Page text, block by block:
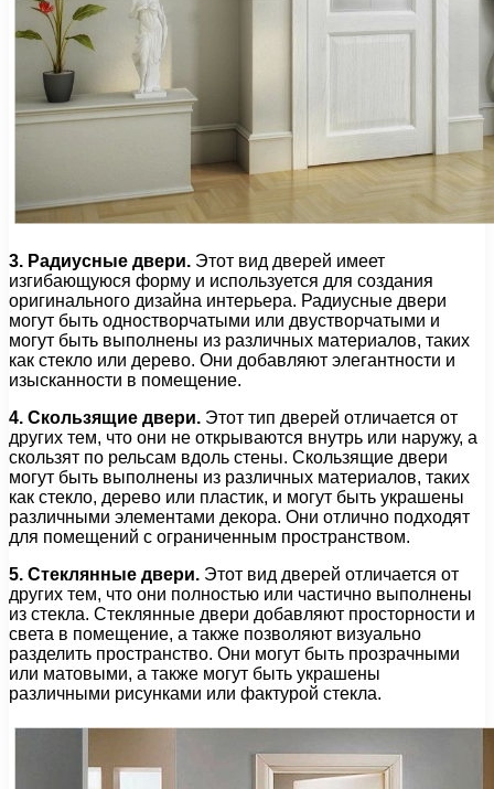
3. Радиусные двери. Этот вид дверей имеет
изгибающуюся форму и используется для создания
оригинального дизайна интерьера. Радиусные двери
могут быть одностворчатыми или двустворчатыми и
могут быть выполнены из различных материалов, таких
как стекло или дерево. Они добавляют элегантности и
изысканности в помещение.
4. Скользящие двери. Этот тип дверей отличается от
других тем, что они не открываются внутрь или наружу, а
скользят по рельсам вдоль стены. Скользящие двери
могут быть выполнены из различных материалов, таких
как стекло, дерево или пластик, и могут быть украшены
различными элементами декора. Они отлично подходят
для помещений с ограниченным пространством.
5. Стеклянные двери. Этот вид дверей отличается от
других тем, что они полностью или частично выполнены
из стекла. Стеклянные двери добавляют просторности и
света в помещение, а также позволяют визуально
разделить пространство. Они могут быть прозрачными
или матовыми, а также могут быть украшены
различными рисунками или фактурой стекла.